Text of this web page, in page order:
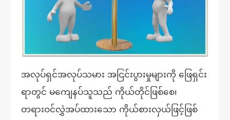
အလုပ်ရှင်အလုပ်သမား အငြင်းပွားမှုများကို ဖြေရှင်း
ရာတွင် မကျေနပ်သူသည် ကိုယ်တိုင်ဖြစ်စေ၊
တရားဝင်လွှဲအပ်ထားသော ကိုယ်စားလှယ်ဖြင့်ဖြစ်